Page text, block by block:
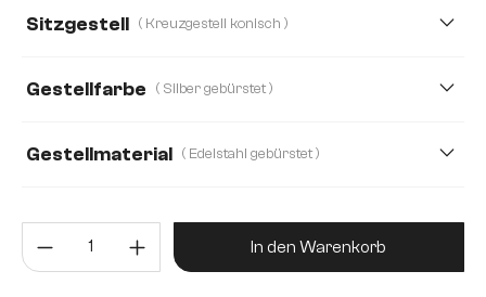
Sitzgestell ( Kreuzgestell konisch )
Gestellfarbe ( Silber gebürstet )
Gestellmaterial ( Edelstahl gebürstet )
Metall Produkt Anzahl: Gib den
In den Warenkorb